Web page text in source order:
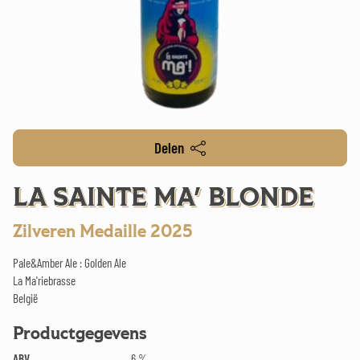
Delen
LA SAINTE MA' BLONDE
Zilveren Medaille 2025
Pale&Amber Ale : Golden Ale
La Ma'riebrasse
België
Productgegevens